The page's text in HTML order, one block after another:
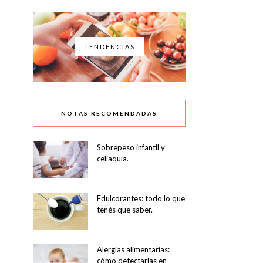
TENDENCIAS
NOTAS RECOMENDADAS
Sobrepeso infantil y
celiaquía.
Edulcorantes: todo lo que
tenés que saber.
Alergias alimentarias:
cómo detectarlas en